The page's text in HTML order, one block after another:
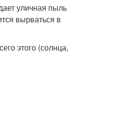
уличная пыль
вырваться в
этого (солнца,